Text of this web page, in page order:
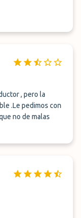
, pero la
.Le pedimos con
no de malas